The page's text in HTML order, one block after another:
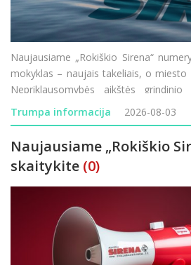
Naujausiame „Rokiškio Sirena“
mokyklas – naujais takeliais, o miesto
Nepriklausomybės aikštės grindinio
vardu žais moterų krepšinio komanda,
Trumpa informacija 2026-08-03
Naujausiame „Rokiškio
skaitykite (0)